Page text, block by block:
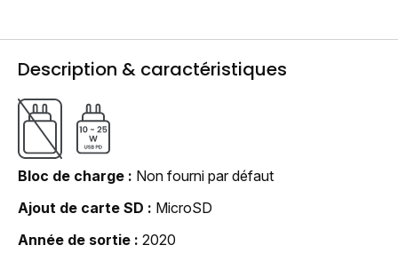
Description & caractéristiques
Bloc de charge
Non fourni par défaut
Ajout de carte SD
MicroSD
Année de sortie
2020